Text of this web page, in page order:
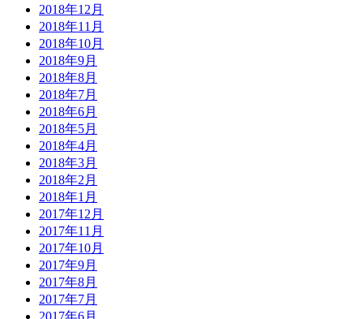
2018年12月
2018年11月
2018年10月
2018年9月
2018年8月
2018年7月
2018年6月
2018年5月
2018年4月
2018年3月
2018年2月
2018年1月
2017年12月
2017年11月
2017年10月
2017年9月
2017年8月
2017年7月
2017年6月